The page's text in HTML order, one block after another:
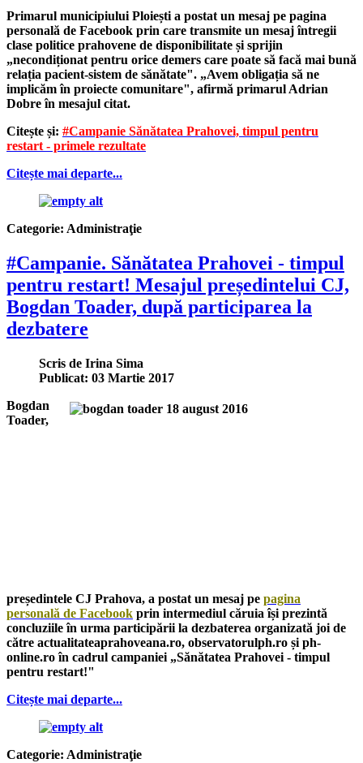
Primarul municipiului Ploiești a postat un mesaj pe pagina
personală de Facebook prin care transmite un mesaj întregii
clase politice prahovene de disponibilitate și sprijin
„necondiționat pentru orice demers care poate să facă mai bună
relația pacient-sistem de sănătate". „Avem obligația să ne
implicăm în proiecte comunitare", afirmă primarul Adrian
Dobre în mesajul citat.
Citește și: #Campanie Sănătatea Prahovei, timpul pentru
restart - primele rezultate
Citește mai departe...
Categorie: Administraţie
#Campanie. Sănătatea Prahovei - timpul
pentru restart! Mesajul președintelui CJ,
Bogdan Toader, după participarea la
dezbatere
Scris de Irina Sima
Publicat: 03 Martie 2017
Bogdan
Toader,
președintele CJ Prahova, a postat un mesaj pe pagina
personală de Facebook prin intermediul căruia își prezintă
concluziile în urma participării la dezbaterea organizată joi de
către actualitateaprahoveana.ro, observatorulph.ro și ph-
online.ro în cadrul campaniei „Sănătatea Prahovei - timpul
pentru restart!"
Citește mai departe...
Categorie: Administraţie